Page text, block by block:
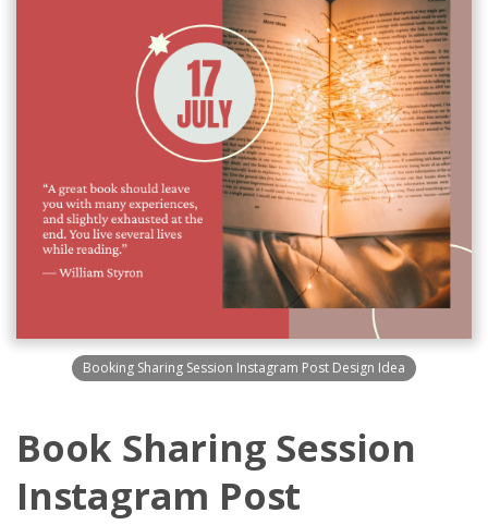
Booking Sharing Session Instagram Post Design Idea
Book Sharing Session
Instagram Post